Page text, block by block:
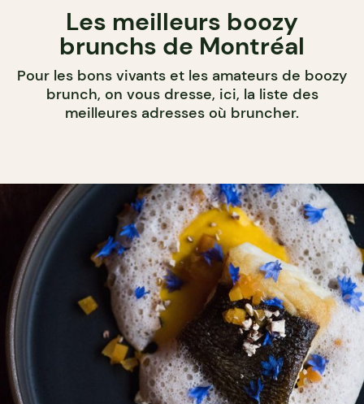
Les meilleurs boozy
brunchs de Montréal
Pour les bons vivants et les amateurs de boozy
brunch, on vous dresse, ici, la liste des
meilleures adresses où bruncher.